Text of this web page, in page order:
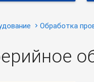
Обработка